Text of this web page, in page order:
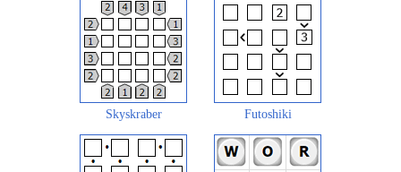
Skyskraber Futoshiki